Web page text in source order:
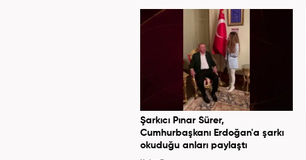
Şarkıcı Pınar Sürer,
Cumhurbaşkanı Erdoğan'a şarkı
okuduğu anları paylaştı